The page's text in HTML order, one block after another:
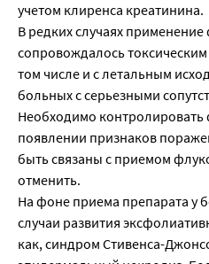
учетом клиренса креатинина.
В редких случаях
сопровождалось
том числе и с летальным
больных с серьезными
Необходимо
появлении признаков
быть связаны с приемом
отменить.
На фоне приема препарата у
случаи развития
как, синдром Стивенса-